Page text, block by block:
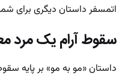
اتمسفر داستان دیگری برای
سقوط آرام یک مرد
داستان «مو به مو» بر پایه